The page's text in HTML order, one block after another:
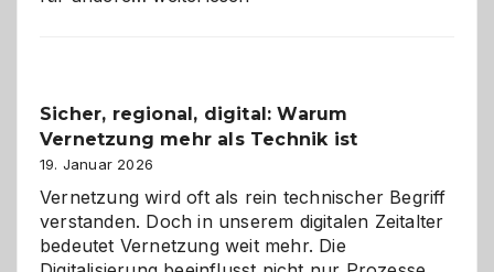
ein
dreifaches
Alaaf!
Sicher, regional, digital: Warum
Vernetzung mehr als Technik ist
19. Januar 2026
Vernetzung wird oft als rein technischer Begriff
verstanden. Doch in unserem digitalen Zeitalter
bedeutet Vernetzung weit mehr. Die